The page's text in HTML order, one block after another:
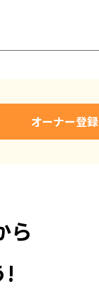
オーナー登録
ら
!